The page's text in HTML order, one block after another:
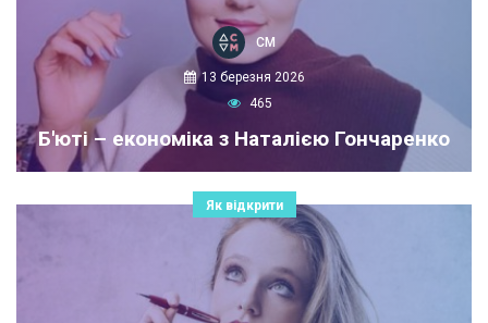
СМ
13 березня 2026
465
Б'юті – економіка з Наталією Гончаренко
Як відкрити